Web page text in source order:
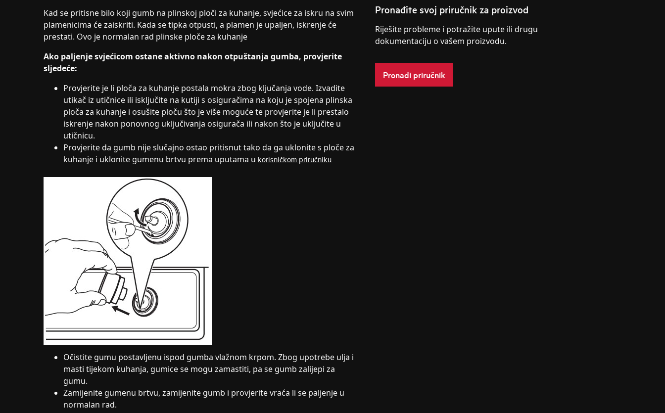
Kad se pritisne bilo koji gumb na plinskoj ploči za kuhanje, svjećice za iskru na svim
plamenicima će zaiskriti. Kada se tipka otpusti, a plamen je upaljen, iskrenje će
prestati. Ovo je normalan rad plinske ploče za kuhanje
Ako paljenje svjećicom ostane aktivno nakon otpuštanja gumba, provjerite
sljedeće:
Provjerite je li ploča za kuhanje postala mokra zbog ključanja vode. Izvadite
utikač iz utičnice ili isključite na kutiji s osiguračima na koju je spojena plinska
ploča za kuhanje i osušite ploču što je više moguće te provjerite je li prestalo
iskrenje nakon ponovnog uključivanja osigurača ili nakon što je uključite u
utičnicu.
Provjerite da gumb nije slučajno ostao pritisnut tako da ga uklonite s ploče za
kuhanje i uklonite gumenu brtvu prema uputama u korisničkom priručniku
Očistite gumu postavljenu ispod gumba vlažnom krpom. Zbog upotrebe ulja i
masti tijekom kuhanja, gumice se mogu zamastiti, pa se gumb zalijepi za
gumu.
Zamijenite gumenu brtvu, zamijenite gumb i provjerite vraća li se paljenje u
normalan rad.
Pronađite svoj priručnik za proizvod
Riješite probleme i potražite upute ili drugu
dokumentaciju o vašem proizvodu.
Pronađi priručnik